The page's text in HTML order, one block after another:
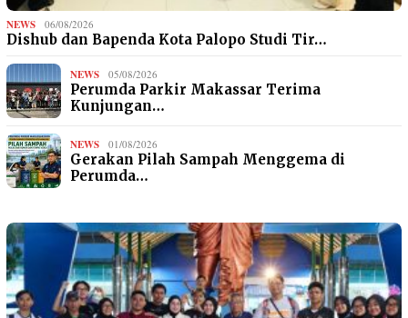
NEWS 06/08/2026
Dishub dan Bapenda Kota Palopo Studi Tir…
NEWS 05/08/2026
Perumda Parkir Makassar Terima
Kunjungan…
NEWS 01/08/2026
Gerakan Pilah Sampah Menggema di
Perumda…